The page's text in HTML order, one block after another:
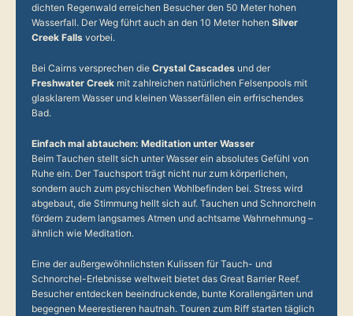
dichten Regenwald erreichen Besucher den 50 Meter hohen
Wasserfall. Der Weg führt auch an den 10 Meter hohen Silver
Creek Falls vorbei.
Bei Cairns versprechen die Crystal Cascades und der
Freshwater Creek mit zahlreichen natürlichen Felsenpools mit
glasklarem Wasser und kleinen Wasserfällen ein erfrischendes
Bad.
Einfach mal abtauchen: Meditation unter Wasser
Beim Tauchen stellt sich unter Wasser ein absolutes Gefühl von
Ruhe ein. Der Tauchsport trägt nicht nur zum körperlichen,
sondern auch zum psychischen Wohlbefinden bei. Stress wird
abgebaut, die Stimmung hellt sich auf. Tauchen und Schnorcheln
fördern zudem langsames Atmen und achtsame Wahrnehmung –
ähnlich wie Meditation.
Eine der außergewöhnlichsten Kulissen für Tauch- und
Schnorchel-Erlebnisse weltweit bietet das Great Barrier Reef.
Besucher entdecken beeindruckende, bunte Korallengärten und
begegnen Meerestieren hautnah. Touren zum Riff starten täglich